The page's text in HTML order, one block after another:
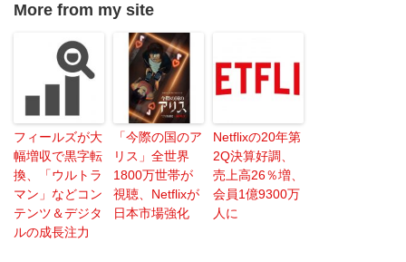
More from my site
フィールズが大
幅増収で黒字転
換、「ウルトラ
マン」などコン
テンツ＆デジタ
ルの成長注力
「今際の国のア
リス」全世界
1800万世帯が
視聴、Netflixが
日本市場強化
Netflixの20年第
2Q決算好調、
売上高26％増、
会員1億9300万
人に